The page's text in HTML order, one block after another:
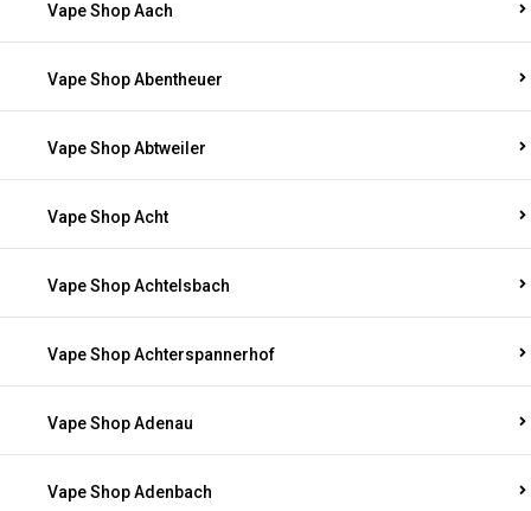
Vape Shop Aach
Vape Shop Abentheuer
Vape Shop Abtweiler
Vape Shop Acht
Vape Shop Achtelsbach
Vape Shop Achterspannerhof
Vape Shop Adenau
Vape Shop Adenbach